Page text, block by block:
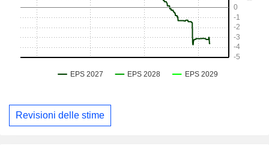
Revisioni delle stime